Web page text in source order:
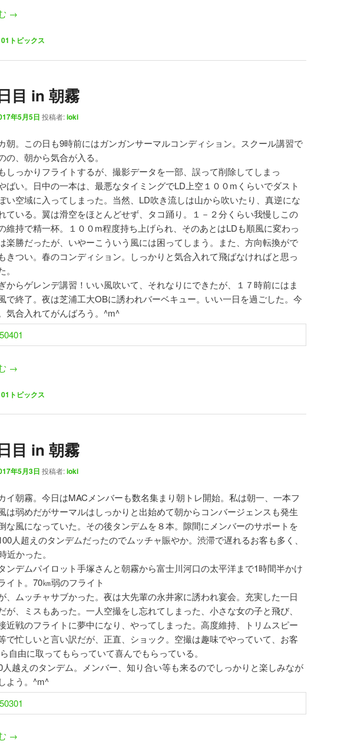
→
01トピックス
目 in 朝霧
年5月5日 投稿者:ioki
朝。この日も9時前にはガンガンサーマルコンディション。スクール講習で
の、朝から気合が入る。
しっかりフライトするが、撮影データを一部、誤って削除してしまっ
ばい。日中の一本は、最悪なタイミングでLD上空１００mくらいでダスト
い空域に入ってしまった。当然、LD吹き流しは山から吹いたり、真逆にな
ている。翼は滑空をほとんどせず、タコ踊り。１－２分くらい我慢しこの
維持で精一杯。１００m程度持ち上げられ、そのあとはLDも順風に変わっ
楽勝だったが、いやーこういう風には困ってしまう。また、方向転換がで
きつい。春のコンディション。しっかりと気合入れて飛ばなければと思っ
からゲレンデ講習！いい風吹いて、それなりにできたが、１７時前にはま
で終了。夜は芝浦工大OBに誘われバーベキュー。いい一日を過ごした。今
気合入れてがんばろう。^m^
→
01トピックス
目 in 朝霧
年5月3日 投稿者:ioki
イ朝霧。今日はMACメンバーも数名集まり朝トレ開始。私は朝一、一本フ
は弱めだがサーマルはしっかりと出始めて朝からコンバージェンスも発生
な風になっていた。その後タンデムを８本。隙間にメンバーのサポートを
人超えのタンデムだったのでムッチャ賑やか。渋滞で遅れるお客も多く、
近かった。
ンデムパイロット手塚さんと朝霧から富士川河口の太平洋まで1時間半かけ
イト。70㎞弱のフライト
、ムッチャサブかった。夜は大先輩の永井家に誘われ宴会。充実した一日
が、ミスもあった。一人空撮をし忘れてしまった、小さな女の子と飛び、
近戦のフライトに夢中になり、やってしまった。高度維持、トリムスピー
で忙しいと言い訳だが、正直、ショック。空撮は趣味でやっていて、お客
自由に取ってもらっていて喜んでもらっている。
人越えのタンデム。メンバー、知り合い等も来るのでしっかりと楽しみなが
よう。^m^
→